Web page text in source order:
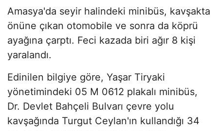
Amasya'da seyir halindeki minibüs, kavşakta
önüne çıkan otomobile ve sonra da köprü
ayağına çarptı. Feci kazada biri ağır 8 kişi
yaralandı.
Edinilen bilgiye göre, Yaşar Tiryaki
yönetimindeki 05 M 0612 plakalı minibüs,
Dr. Devlet Bahçeli Bulvarı çevre yolu
kavşağında Turgut Ceylan'ın kullandığı 34